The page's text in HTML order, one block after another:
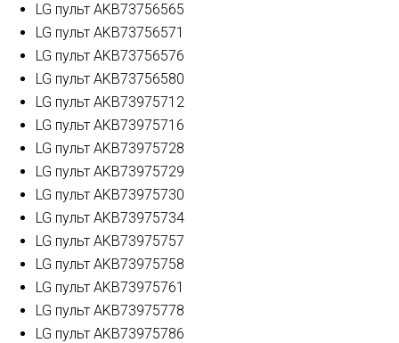
LG пульт AKB73756565
LG пульт AKB73756571
LG пульт AKB73756576
LG пульт AKB73756580
LG пульт AKB73975712
LG пульт AKB73975716
LG пульт AKB73975728
LG пульт AKB73975729
LG пульт AKB73975730
LG пульт AKB73975734
LG пульт AKB73975757
LG пульт AKB73975758
LG пульт AKB73975761
LG пульт AKB73975778
LG пульт AKB73975786